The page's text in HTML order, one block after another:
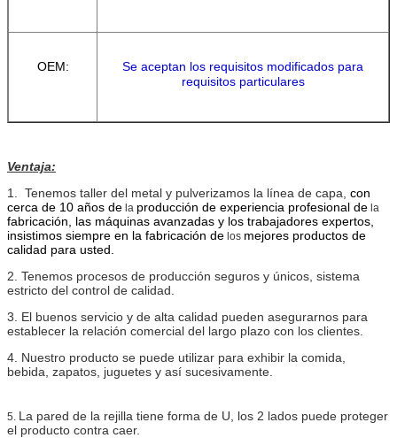
OEM:
Se aceptan los requisitos modificados para
requisitos particulares
Ventaja:
1.
Tenemos taller del metal y pulverizamos la línea de capa, con
cerca de 10 años de la producción de experiencia profesional de la
fabricación, las máquinas avanzadas y los trabajadores expertos,
insistimos siempre en la fabricación de los mejores productos de
calidad para usted.
2. Tenemos procesos de producción seguros y únicos, sistema
estricto del control de calidad.
3. El buenos servicio y de alta calidad pueden asegurarnos para
establecer la relación comercial del largo plazo con los clientes.
4. Nuestro producto se puede utilizar para exhibir la comida,
bebida, zapatos, juguetes y así sucesivamente.
5. La pared de la rejilla tiene forma de U, los 2 lados puede proteger
el producto contra caer.